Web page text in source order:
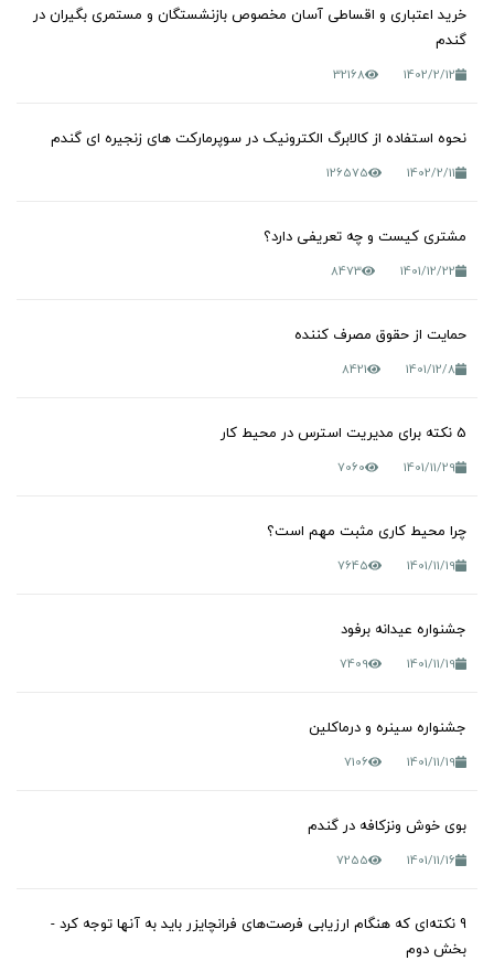
خرید اعتباری و اقساطی آسان مخصوص بازنشستگان و مستمری بگیران در
گندم
1402/2/12
32168
نحوه استفاده از کالابرگ الکترونیک در سوپرمارکت های زنجیره ای گندم
1402/2/11
126575
مشتری کیست و چه تعریفی دارد؟
1401/12/22
8473
حمایت از حقوق مصرف کننده
1401/12/8
8421
5 نکته برای مدیریت استرس در محیط کار
1401/11/29
7060
چرا محیط کاری مثبت مهم است؟
1401/11/19
7645
جشنواره عیدانه برفود
1401/11/19
7409
جشنواره سینره و درماکلین
1401/11/19
7106
بوی خوش ونزکافه در گندم
1401/11/16
7255
9 نکته‌ای که هنگام ارزیابی فرصت‌های فرانچایزر باید به آنها توجه کرد -
بخش دوم